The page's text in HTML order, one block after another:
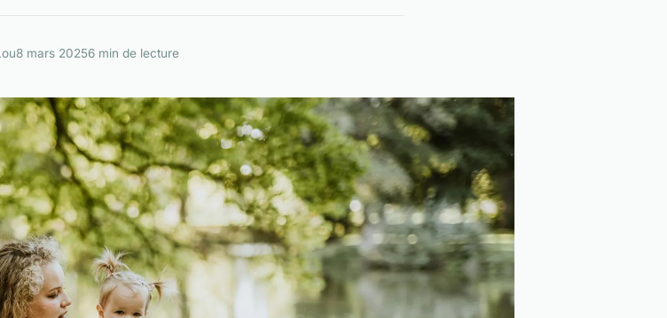
8 mars 20256 min de lecture